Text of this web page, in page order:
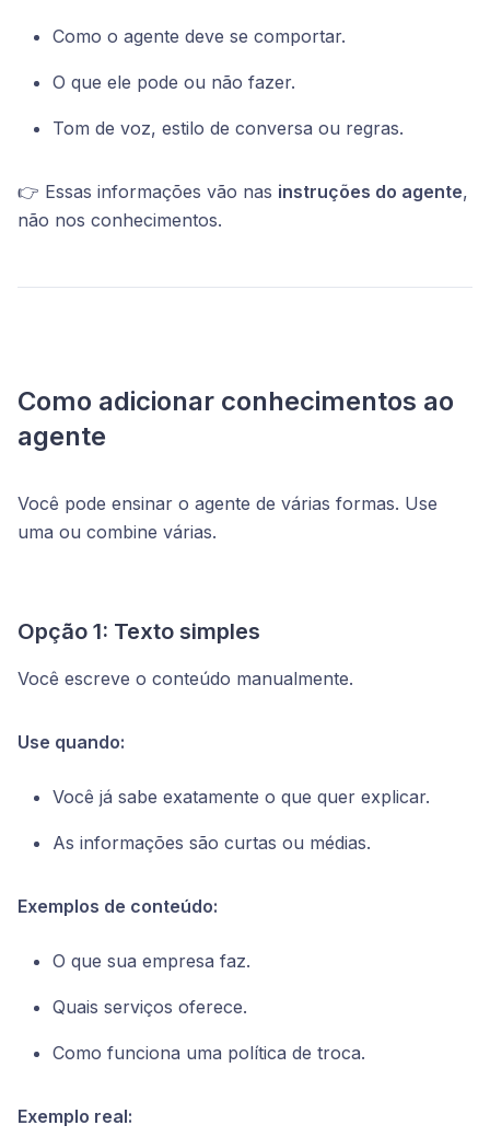
Como o agente deve se comportar.
O que ele pode ou não fazer.
Tom de voz, estilo de conversa ou regras.
👉 Essas informações vão nas instruções do agente,
não nos conhecimentos.
Como adicionar conhecimentos ao
agente
Você pode ensinar o agente de várias formas. Use
uma ou combine várias.
Opção 1: Texto simples
Você escreve o conteúdo manualmente.
Use quando:
Você já sabe exatamente o que quer explicar.
As informações são curtas ou médias.
Exemplos de conteúdo:
O que sua empresa faz.
Quais serviços oferece.
Como funciona uma política de troca.
Exemplo real: